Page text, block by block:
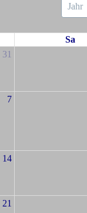
Jahr
Sa
31
7
14
21